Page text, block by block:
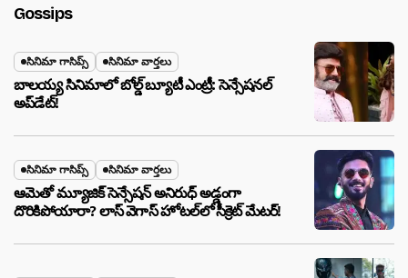
Gossips
సినిమా గాసిప్స్ సినిమా వార్తలు
బాలయ్య సినిమాలో బోల్డ్ బ్యూటీ ఎంట్రీ: సెన్సేషనల్
అప్‌డేట్!
సినిమా గాసిప్స్ సినిమా వార్తలు
ఆమెతో మ్యూజిక్ సెన్సేషన్ అనిరుధ్ అడ్డంగా
దొరికిపోయారా? లాస్ వెగాస్ హోటల్‌లో సీక్రెట్ మేటర్!